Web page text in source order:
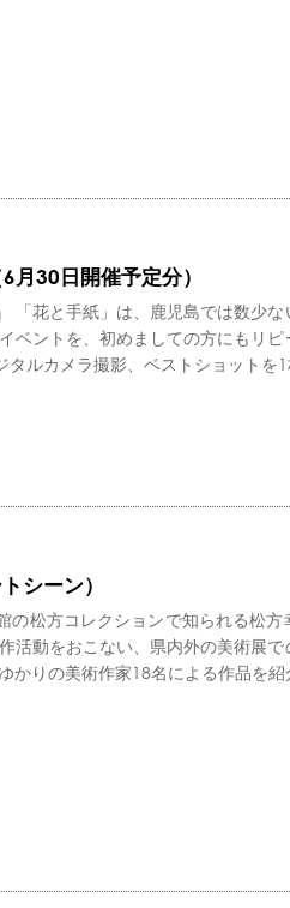
30日開催予定分）
「花と手紙」は、鹿児島では数少
ベントを、初めましての方にもリ
ルカメラ撮影、ベストショットを
シーン）
松方コレクションで知られる松
活動をおこない、県内外の美術展
かりの美術作家18名による作品を